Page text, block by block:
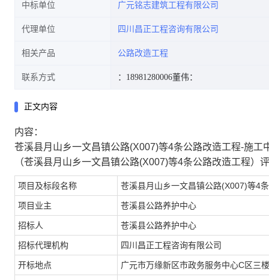
中标单位 广元铭志建筑工程有限公司
代理单位 四川昌正工程咨询有限公司
相关产品 公路改造工程
联系方式 ：18981280006董伟：
正文内容
内容：
苍溪县月山乡一文昌镇公路(X007)等4条公路改造工程-施工
（苍溪县月山乡一文昌镇公路(X007)等4条公路改造工程）
项目及标段名称 苍溪县月山乡一文昌镇公路(X007)等4
项目业主 苍溪县公路养护中心
招标人 苍溪县公路养护中心
招标代理机构 四川昌正工程咨询有限公司
开标地点 广元市万缘新区市政务服务中心C区三